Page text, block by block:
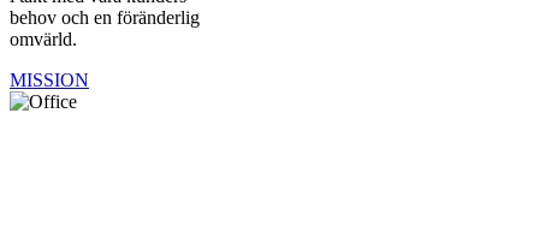
behov och en föränderlig
omvärld.
MISSION